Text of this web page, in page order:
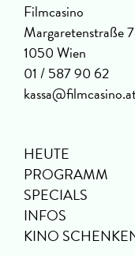
Filmcasino
Margaretenstraße
1050 Wien
01 / 587 90 62
HEUTE
PROGRAMM
SPECIALS
INFOS
KINO